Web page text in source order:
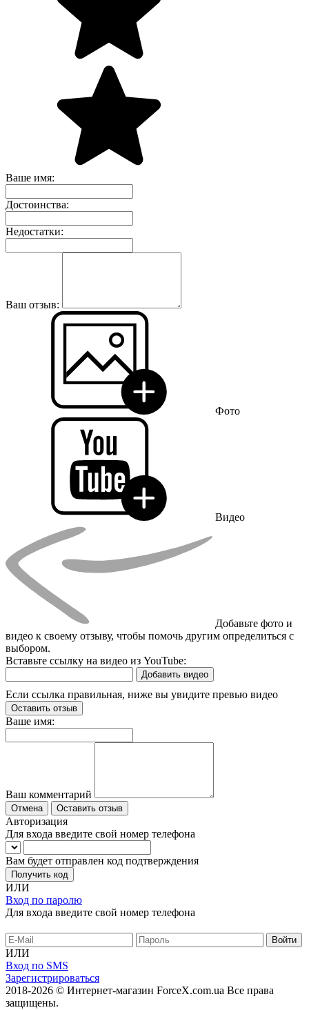
Ваше имя:
Достоинства:
Недостатки:
Ваш отзыв:
Фото
Видео
Добавьте фото и
видео к своему отзыву, чтобы помочь другим определиться с
выбором.
Вставьте ссылку на видео из YouTube:
Добавить видео
Если ссылка правильная, ниже вы увидите превью видео
Оставить отзыв
Ваше имя:
Ваш комментарий
Отмена Оставить отзыв
Авторизация
Для входа введите свой номер телефона
Вам будет отправлен код подтверждения
Получить код
ИЛИ
Вход по паролю
Для входа введите свой номер телефона
ИЛИ
Вход по SMS
Зарегистрироваться
2018-2026 © Интернет-магазин ForceX.com.ua Все права
защищены.